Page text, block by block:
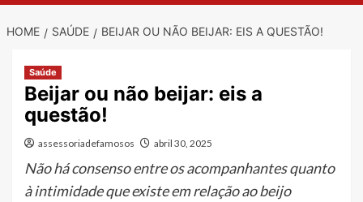
HOME SAÚDE BEIJAR OU NÃO BEIJAR: EIS A QUESTÃO!
Saúde
Beijar ou não beijar: eis a
questão!
assessoriadefamosos abril 30, 2025
Não há consenso entre os acompanhantes quanto
à intimidade que existe em relação ao beijo